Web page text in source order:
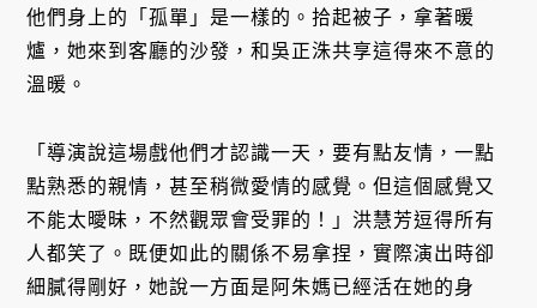
他們身上的「孤單」是一樣的。拾起被子，拿著暖
爐，她來到客廳的沙發，和吳正洙共享這得來不意的
溫暖。
「導演說這場戲他們才認識一天，要有點友情，一點
點熟悉的親情，甚至稍微愛情的感覺。但這個感覺又
不能太曖昧，不然觀眾會受罪的！」洪慧芳逗得所有
人都笑了。既便如此的關係不易拿捏，實際演出時卻
細膩得剛好，她說一方面是阿朱媽已經活在她的身